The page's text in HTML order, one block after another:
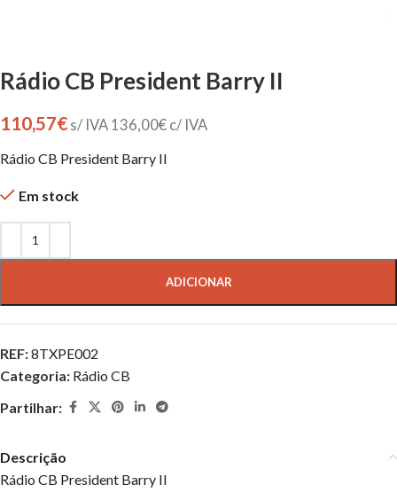
Rádio CB President Barry II
110,57€ s/ IVA 136,00€ c/ IVA
Rádio CB President Barry II
Em stock
ADICIONAR
REF:8TXPE002
Categoria: Rádio CB
Partilhar:
Descrição
Rádio CB President Barry II